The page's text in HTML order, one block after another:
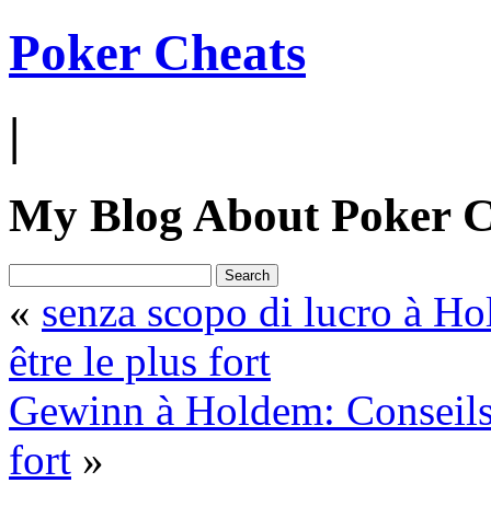
Poker Cheats
|
My Blog About Poker
« senza scopo di lucro à
être le plus fort
Gewinn à Holdem:
fort »